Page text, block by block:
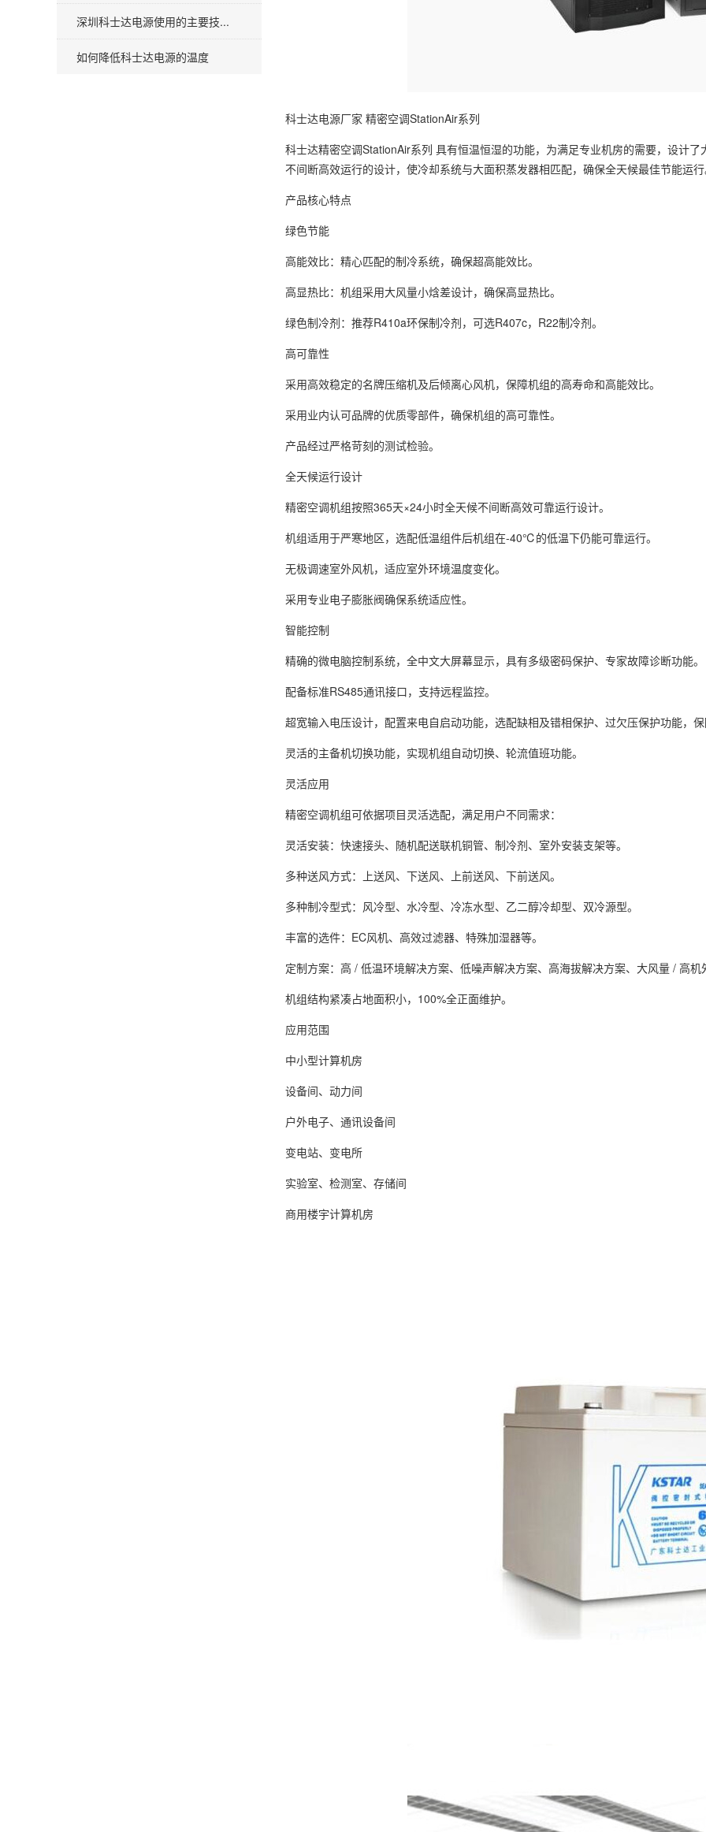
深圳科士达电源使用的主要技...
如何降低科士达电源的温度
科士达电源厂家 精密空调StationAir系列
科士达精密空调StationAir系列 具有恒温恒湿的功能，为满足专业机房的需要，设计
不间断高效运行的设计，使冷却系统与大面积蒸发器相匹配，确保全天候最佳节能运行
产品核心特点
绿色节能
高能效比：精心匹配的制冷系统，确保超高能效比。
高显热比：机组采用大风量小焓差设计，确保高显热比。
绿色制冷剂：推荐R410a环保制冷剂，可选R407c，R22制冷剂。
高可靠性
采用高效稳定的名牌压缩机及后倾离心风机，保障机组的高寿命和高能效比。
采用业内认可品牌的优质零部件，确保机组的高可靠性。
产品经过严格苛刻的测试检验。
全天候运行设计
精密空调机组按照365天×24小时全天候不间断高效可靠运行设计。
机组适用于严寒地区，选配低温组件后机组在-40℃的低温下仍能可靠运行。
无极调速室外风机，适应室外环境温度变化。
采用专业电子膨胀阀确保系统适应性。
智能控制
精确的微电脑控制系统，全中文大屏幕显示，具有多级密码保护、专家故障诊断功能。
配备标准RS485通讯接口，支持远程监控。
超宽输入电压设计，配置来电自启动功能，选配缺相及错相保护、过欠压保护功能，保
灵活的主备机切换功能，实现机组自动切换、轮流值班功能。
灵活应用
精密空调机组可依据项目灵活选配，满足用户不同需求：
灵活安装：快速接头、随机配送联机铜管、制冷剂、室外安装支架等。
多种送风方式：上送风、下送风、上前送风、下前送风。
多种制冷型式：风冷型、水冷型、冷冻水型、乙二醇冷却型、双冷源型。
丰富的选件：EC风机、高效过滤器、特殊加湿器等。
定制方案：高 / 低温环境解决方案、低噪声解决方案、高海拔解决方案、大风量 / 高机
机组结构紧凑占地面积小，100%全正面维护。
应用范围
中小型计算机房
设备间、动力间
户外电子、通讯设备间
变电站、变电所
实验室、检测室、存储间
商用楼宇计算机房